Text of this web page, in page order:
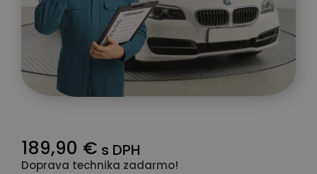
189,90 € s DPH
Doprava technika zadarmo!